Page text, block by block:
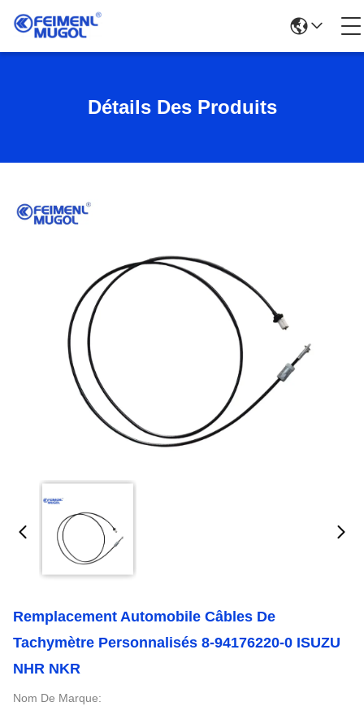
Détails Des Produits
Remplacement Automobile Câbles De
Tachymètre Personnalisés 8-94176220-0 ISUZU
NHR NKR
Nom De Marque: